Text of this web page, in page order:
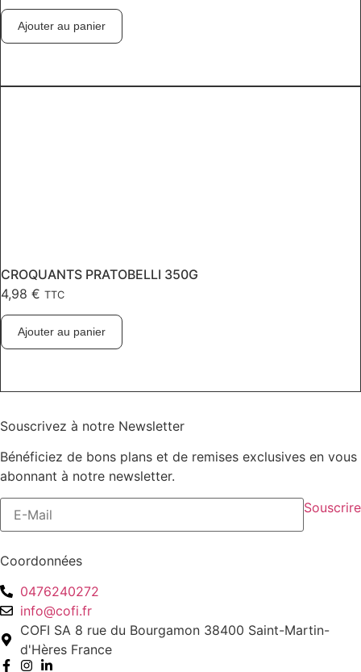
Ajouter au panier
CROQUANTS PRATOBELLI 350G
4,98 € TTC
Ajouter au panier
Souscrivez à notre Newsletter
Bénéficiez de bons plans et de remises exclusives en vous
abonnant à notre newsletter.
Souscrire
Coordonnées
0476240272
info@cofi.fr
COFI SA 8 rue du Bourgamon 38400 Saint-Martin-
d'Hères France